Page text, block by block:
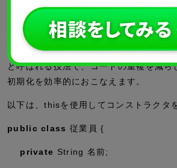
コンストラクタを呼び出すとき
thisキーワードは、同じクラス内の別の
び出すためにも使用されます。コンスト
と呼ばれる技法で、コードの重複を減ら
初期化を効率的におこなえます。
以下は、thisを使用してコンストラクタ
public class 従業員 {
private String 名前;